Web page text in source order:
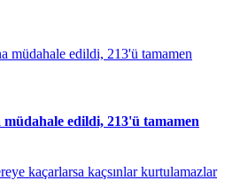
müdahale edildi, 213'ü tamamen